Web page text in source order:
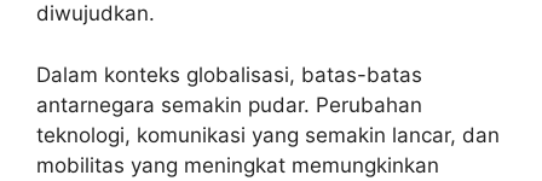
diwujudkan.
Dalam konteks globalisasi, batas-batas
antarnegara semakin pudar. Perubahan
teknologi, komunikasi yang semakin lancar, dan
mobilitas yang meningkat memungkinkan